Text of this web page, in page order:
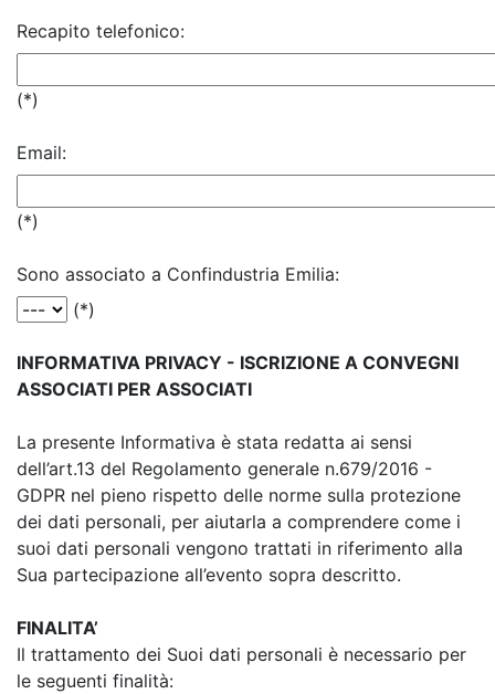
Recapito telefonico:
(*)
Email:
(*)
Sono associato a Confindustria Emilia:
(*)
INFORMATIVA PRIVACY - ISCRIZIONE A CONVEGNI
ASSOCIATI PER ASSOCIATI
La presente Informativa è stata redatta ai sensi
dell’art.13 del Regolamento generale n.679/2016 -
GDPR nel pieno rispetto delle norme sulla protezione
dei dati personali, per aiutarla a comprendere come i
suoi dati personali vengono trattati in riferimento alla
Sua partecipazione all’evento sopra descritto.
FINALITA’
Il trattamento dei Suoi dati personali è necessario per
le seguenti finalità: